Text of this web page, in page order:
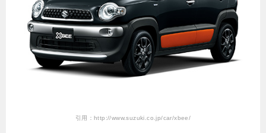
引用：http://www.suzuki.co.jp/car/xbee/